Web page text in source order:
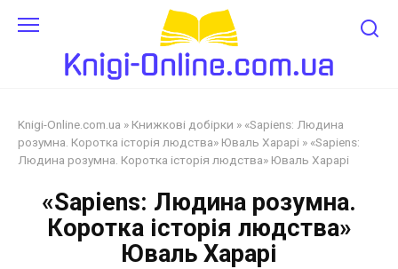
Knigi-Online.com.ua » Книжкові добірки » «Sapiens: Людина
розумна. Коротка історія людства» Юваль Харарі » «Sapiens:
Людина розумна. Коротка історія людства» Юваль Харарі
«Sapiens: Людина розумна.
Коротка історія людства»
Юваль Харарі